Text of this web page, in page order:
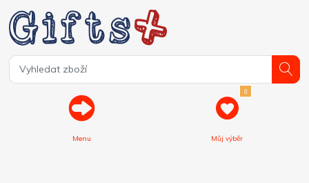
Menu
0
Můj výběr